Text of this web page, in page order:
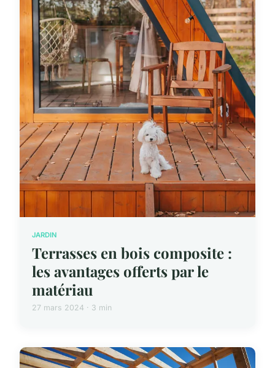
JARDIN
Terrasses en bois composite :
les avantages offerts par le
matériau
27 mars 2024 · 3 min